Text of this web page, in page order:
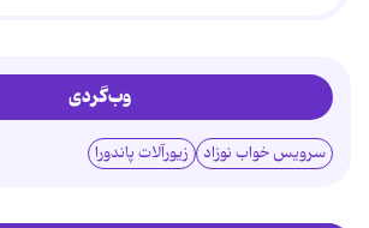
وب‌گردی
سرویس خواب نوزاد زیورآلات پاندورا